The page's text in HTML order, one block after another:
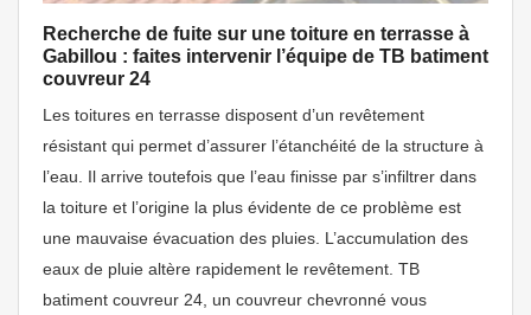
Recherche de fuite sur une toiture en terrasse à
Gabillou : faites intervenir l’équipe de TB batiment
couvreur 24
Les toitures en terrasse disposent d’un revêtement
résistant qui permet d’assurer l’étanchéité de la structure à
l’eau. Il arrive toutefois que l’eau finisse par s’infiltrer dans
la toiture et l’origine la plus évidente de ce problème est
une mauvaise évacuation des pluies. L’accumulation des
eaux de pluie altère rapidement le revêtement. TB
batiment couvreur 24, un couvreur chevronné vous